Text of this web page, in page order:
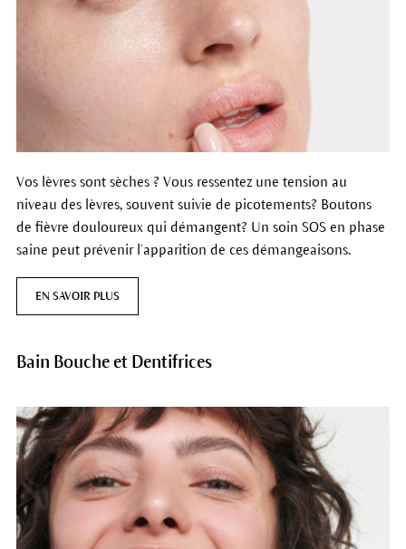
Vos lèvres sont sèches ? Vous ressentez une tension au
niveau des lèvres, souvent suivie de picotements? Boutons
de fièvre douloureux qui démangent? Un soin SOS en phase
saine peut prévenir l’apparition de ces démangeaisons.
EN SAVOIR PLUS
Bain Bouche et Dentifrices